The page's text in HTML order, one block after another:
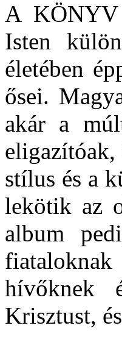
A KÖNYV
Isten
életében
ősei.
akár a
stílus és a
lekötik az
album
hívőknek
Krisztust,